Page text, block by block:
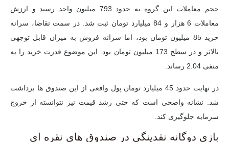
حجم معاملات این گروه به حدود 793 میلیون واحد رسید و ارزش
معاملات 6 هزار و 84 میلیارد تومان ثبت شد. در سمت تقاضا، سرانه
خرید 85 میلیون تومان بود، اما سرانه فروش به میزان قابل توجهی
بالاتر و در سطح 173 میلیون تومان بود. این موضوع قدرت خرید را به
منفی 2.04 رساند.
در نهایت حدود 45 میلیارد تومان پول واقعی از این صندوق ها برداشت
شد. نشانه واضحی است که حتی رشد قیمت نیز نتوانسته از خروج
سرمایه جلوگیری کند.
بازی دوگانه نقدینگی در صندوق های نقره ای